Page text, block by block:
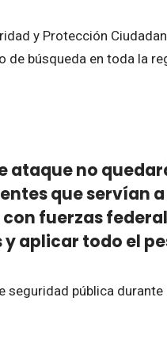
y Protección
de búsqueda en toda la
ataque no
que servían
fuerzas
aplicar todo el
seguridad pública